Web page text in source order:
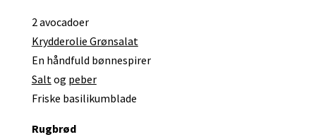
2 avocadoer
Krydderolie Grønsalat
En håndfuld bønnespirer
Saltog peber
Friske basilikumblade
Rugbrød